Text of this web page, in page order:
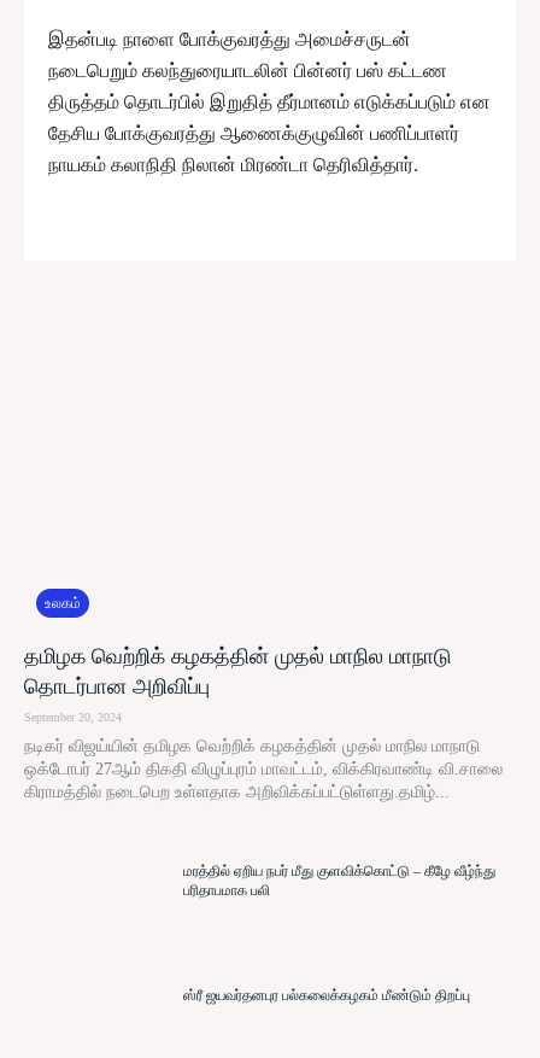
இதன்படி நாளை போக்குவரத்து அமைச்சருடன்
நடைபெறும் கலந்துரையாடலின் பின்னர் பஸ் கட்டண
திருத்தம் தொடர்பில் இறுதித் தீர்மானம் எடுக்கப்படும் என
தேசிய போக்குவரத்து ஆணைக்குழுவின் பணிப்பாளர்
நாயகம் கலாநிதி நிலான் மிரண்டா தெரிவித்தார்.
உலகம்
தமிழக வெற்றிக் கழகத்தின் முதல் மாநில மாநாடு
தொடர்பான அறிவிப்பு
September 20, 2024
நடிகர் விஜய்யின் தமிழக வெற்றிக் கழகத்தின் முதல் மாநில மாநாடு
ஒக்டோபர் 27ஆம் திகதி விழுப்புரம் மாவட்டம், விக்கிரவாண்டி வி.சாலை
கிராமத்தில் நடைபெற உள்ளதாக அறிவிக்கப்பட்டுள்ளது.தமிழ்...
மரத்தில் ஏறிய நபர் மீது குளவிக்கொட்டு – கீழே வீழ்ந்து
பரிதாபமாக பலி
ஸ்ரீ ஜயவர்தனபுர பல்கலைக்கழகம் மீண்டும் திறப்பு